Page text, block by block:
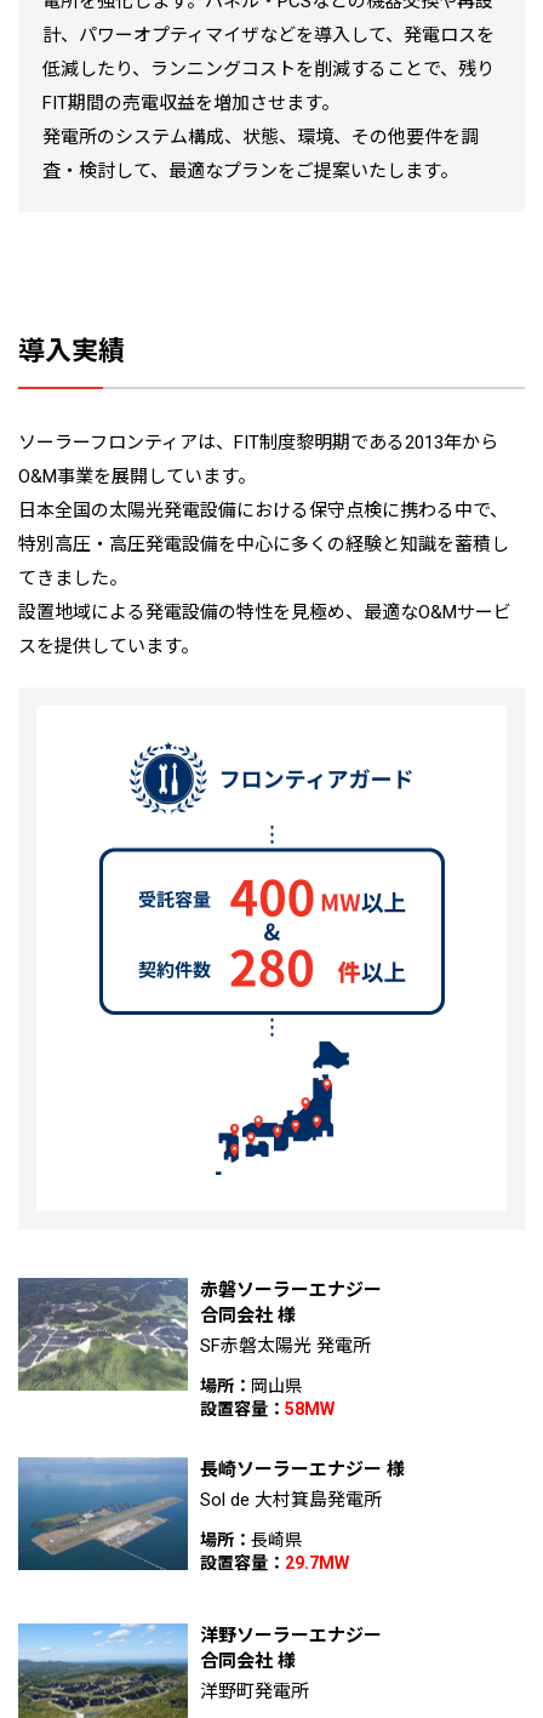
計、パワーオプティマイザなどを導入して、発電ロスを
低減したり、ランニングコストを削減することで、残り
FIT期間の売電収益を増加させます。
発電所のシステム構成、状態、環境、その他要件を調
査・検討して、最適なプランをご提案いたします。
導入実績
ソーラーフロンティアは、FIT制度黎明期である2013年から
O&M事業を展開しています。
日本全国の太陽光発電設備における保守点検に携わる中で、
特別高圧・高圧発電設備を中心に多くの経験と知識を蓄積し
てきました。
設置地域による発電設備の特性を見極め、最適なO&Mサービ
スを提供しています。
赤磐ソーラーエナジー
合同会社 様
SF赤磐太陽光 発電所
場所： 岡山県
設置容量： 58MW
長崎ソーラーエナジー 様
Sol de 大村箕島発電所
場所： 長崎県
設置容量： 29.7MW
洋野ソーラーエナジー
合同会社 様
洋野町発電所